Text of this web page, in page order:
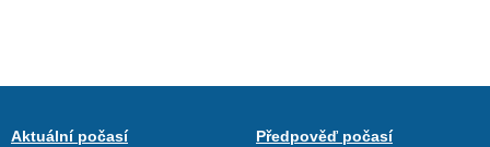
Aktuální počasí
Předpověď počasí